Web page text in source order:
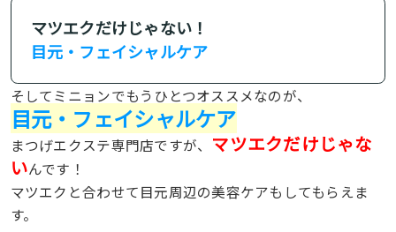
マツエクだけじゃない！
目元・フェイシャルケア
そしてミニョンでもうひとつオススメなのが、
目元・フェイシャルケア
まつげエクステ専門店ですが、 マツエクだけじゃな
いんです！
マツエクと合わせて目元周辺の美容ケアもしてもらえま
す。